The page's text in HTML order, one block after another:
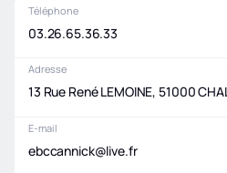
Téléphone
03.26.65.36.33
Adresse
E-mail
ebccannick@live.fr